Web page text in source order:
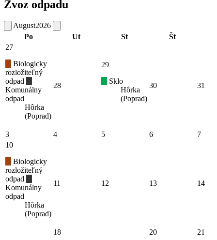
Zvoz odpadu
August2026
Po
Ut St Št
27
Biologicky
rozložiteľný
odpad
Komunálny
odpad
Hôrka
(Poprad)
28
29
Sklo
Hôrka
(Poprad)
30 31
3 4 5 6
7
10
Biologicky
rozložiteľný
odpad
Komunálny
odpad
Hôrka
(Poprad)
11 12 13 14
18
20
21